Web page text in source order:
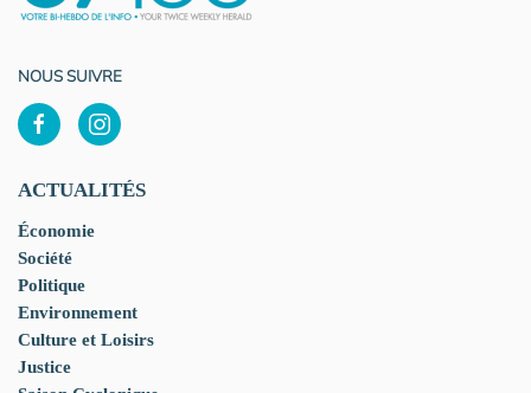
NOUS SUIVRE
ACTUALITÉS
Économie
Société
Politique
Environnement
Culture et Loisirs
Justice